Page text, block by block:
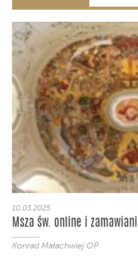
10.03.2025
Msza św. online i
Konrad Małachwiej OP